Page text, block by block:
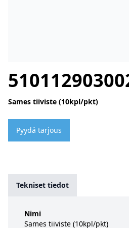
Sames tiiviste (10kpl/pkt)
Pyydä tarjous
Tekniset tiedot
Nimi
Sames tiiviste (10kpl/pkt)